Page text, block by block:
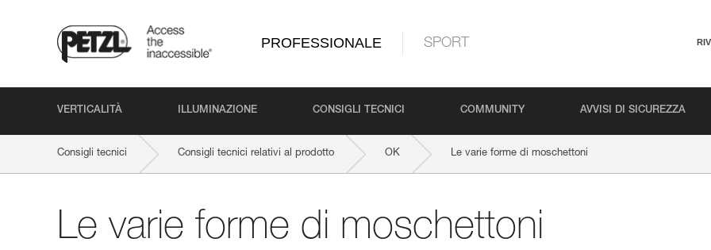
PROFESSIONALE SPORT
VERTICALITÀ ILLUMINAZIONE CONSIGLI TECNICI COMMUNITY AVVISI DI SICUREZZA
Consigli tecnici Consigli tecnici relativi al prodotto OK Le varie forme di moschettoni
Le varie forme di moschettoni